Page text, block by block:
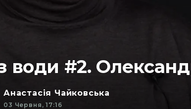
води #2.
Анастасія Чайковська
03 Червня, 17:16